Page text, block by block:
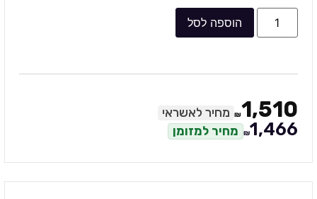
הוספה לסל
₪ 1,510 מחיר לאשראי
₪1,466 מחיר למזומן